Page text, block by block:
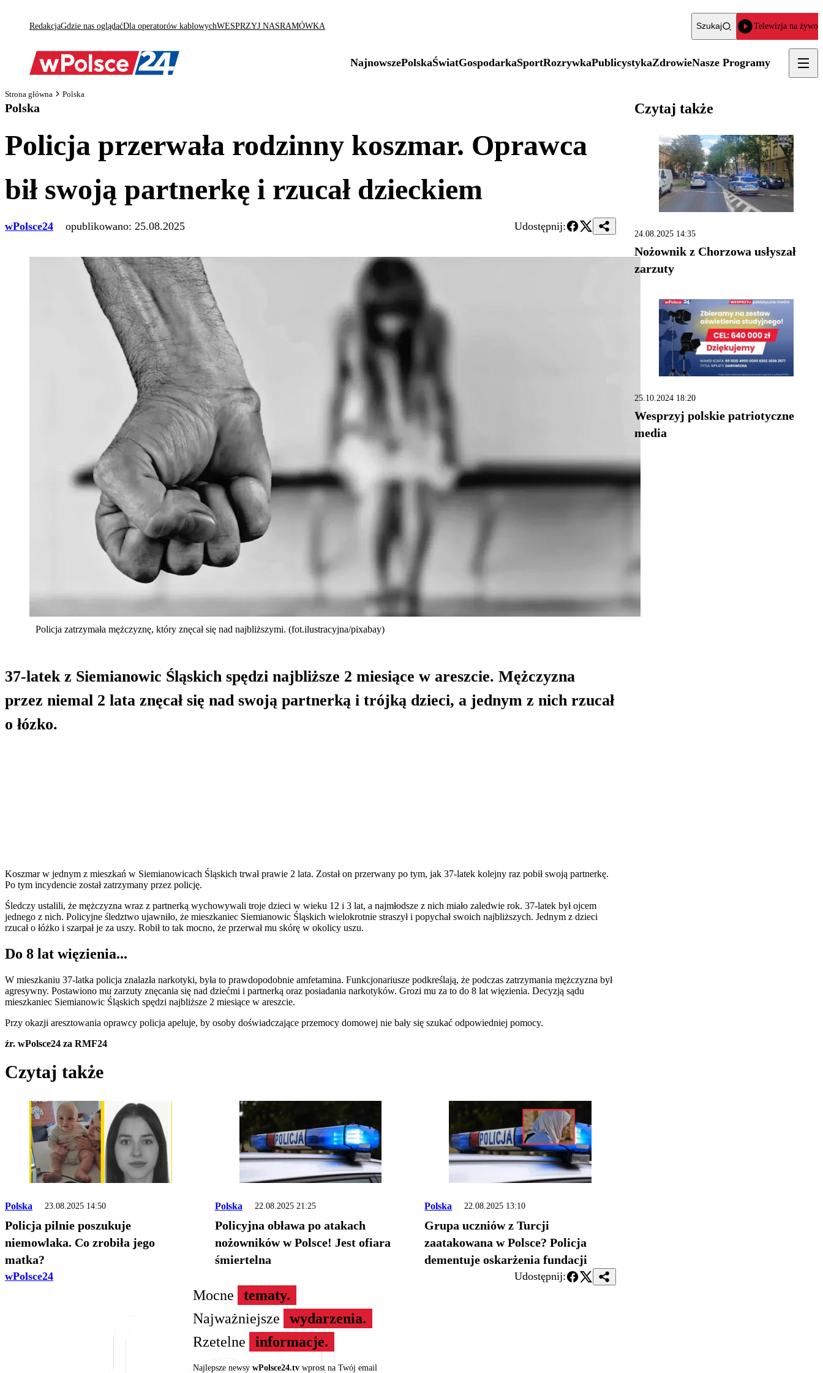
RedakcjaGdzie nas oglądaćDla operatorów kablowychWESPRZYJ NASRAMÓWKA Szukaj Telewizja na żywo
NajnowszePolskaŚwiatGospodarkaSportRozrywkaPublicystykaZdrowieNasze Programy
Strona główna Polska
Polska
Policja przerwała rodzinny koszmar. Oprawca
bił swoją partnerkę i rzucał dzieckiem
wPolsce24 opublikowano: 25.08.2025 Udostępnij:
Policja zatrzymała mężczyznę, który znęcał się nad najbliższymi. (fot.ilustracyjna/pixabay)
37-latek z Siemianowic Śląskich spędzi najbliższe 2 miesiące w areszcie. Mężczyzna
przez niemal 2 lata znęcał się nad swoją partnerką i trójką dzieci, a jednym z nich rzucał
o łózko.
Koszmar w jednym z mieszkań w Siemianowicach Śląskich trwał prawie 2 lata. Został on przerwany po tym, jak 37-latek kolejny raz pobił swoją partnerkę.
Po tym incydencie został zatrzymany przez policję.
Śledczy ustalili, że mężczyzna wraz z partnerką wychowywali troje dzieci w wieku 12 i 3 lat, a najmłodsze z nich miało zaledwie rok. 37-latek był ojcem
jednego z nich. Policyjne śledztwo ujawniło, że mieszkaniec Siemianowic Śląskich wielokrotnie straszył i popychał swoich najbliższych. Jednym z dzieci
rzucał o łóżko i szarpał je za uszy. Robił to tak mocno, że przerwał mu skórę w okolicy uszu.
Do 8 lat więzienia...
W mieszkaniu 37-latka policja znalazła narkotyki, była to prawdopodobnie amfetamina. Funkcjonariusze podkreślają, że podczas zatrzymania mężczyzna był
agresywny. Postawiono mu zarzuty znęcania się nad dziećmi i partnerką oraz posiadania narkotyków. Grozi mu za to do 8 lat więzienia. Decyzją sądu
mieszkaniec Siemianowic Śląskich spędzi najbliższe 2 miesiące w areszcie.
Przy okazji aresztowania oprawcy policja apeluje, by osoby doświadczające przemocy domowej nie bały się szukać odpowiedniej pomocy.
źr. wPolsce24 za RMF24
Czytaj także
Polska 23.08.2025 14:50
Policja pilnie poszukuje
niemowlaka. Co zrobiła jego
matka?
Polska 22.08.2025 21:25
Policyjna obława po atakach
nożowników w Polsce! Jest ofiara
śmiertelna
Polska 22.08.2025 13:10
Grupa uczniów z Turcji
zaatakowana w Polsce? Policja
dementuje oskarżenia fundacji
wPolsce24 Udostępnij:
Mocne
tematy.
Najważniejsze
wydarzenia.
Rzetelne
informacje.
Najlepsze newsy wPolsce24.tvwprost na Twój email
Czytaj także
24.08.2025 14:35
Nożownik z Chorzowa usłyszał
zarzuty
25.10.2024 18:20
Wesprzyj polskie patriotyczne
media